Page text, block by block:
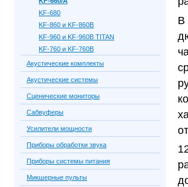
В
KF-680
KF-860 и KF-860B
KF-960 и KF-960B TITAN
KF-760 и KF-760B
Акустические комплекты
Акустические системы
Сценические мониторы
Сабвуферы
Усилители мощности
Приборы обработки звука
Приборы системы питания
Микшерные пульты